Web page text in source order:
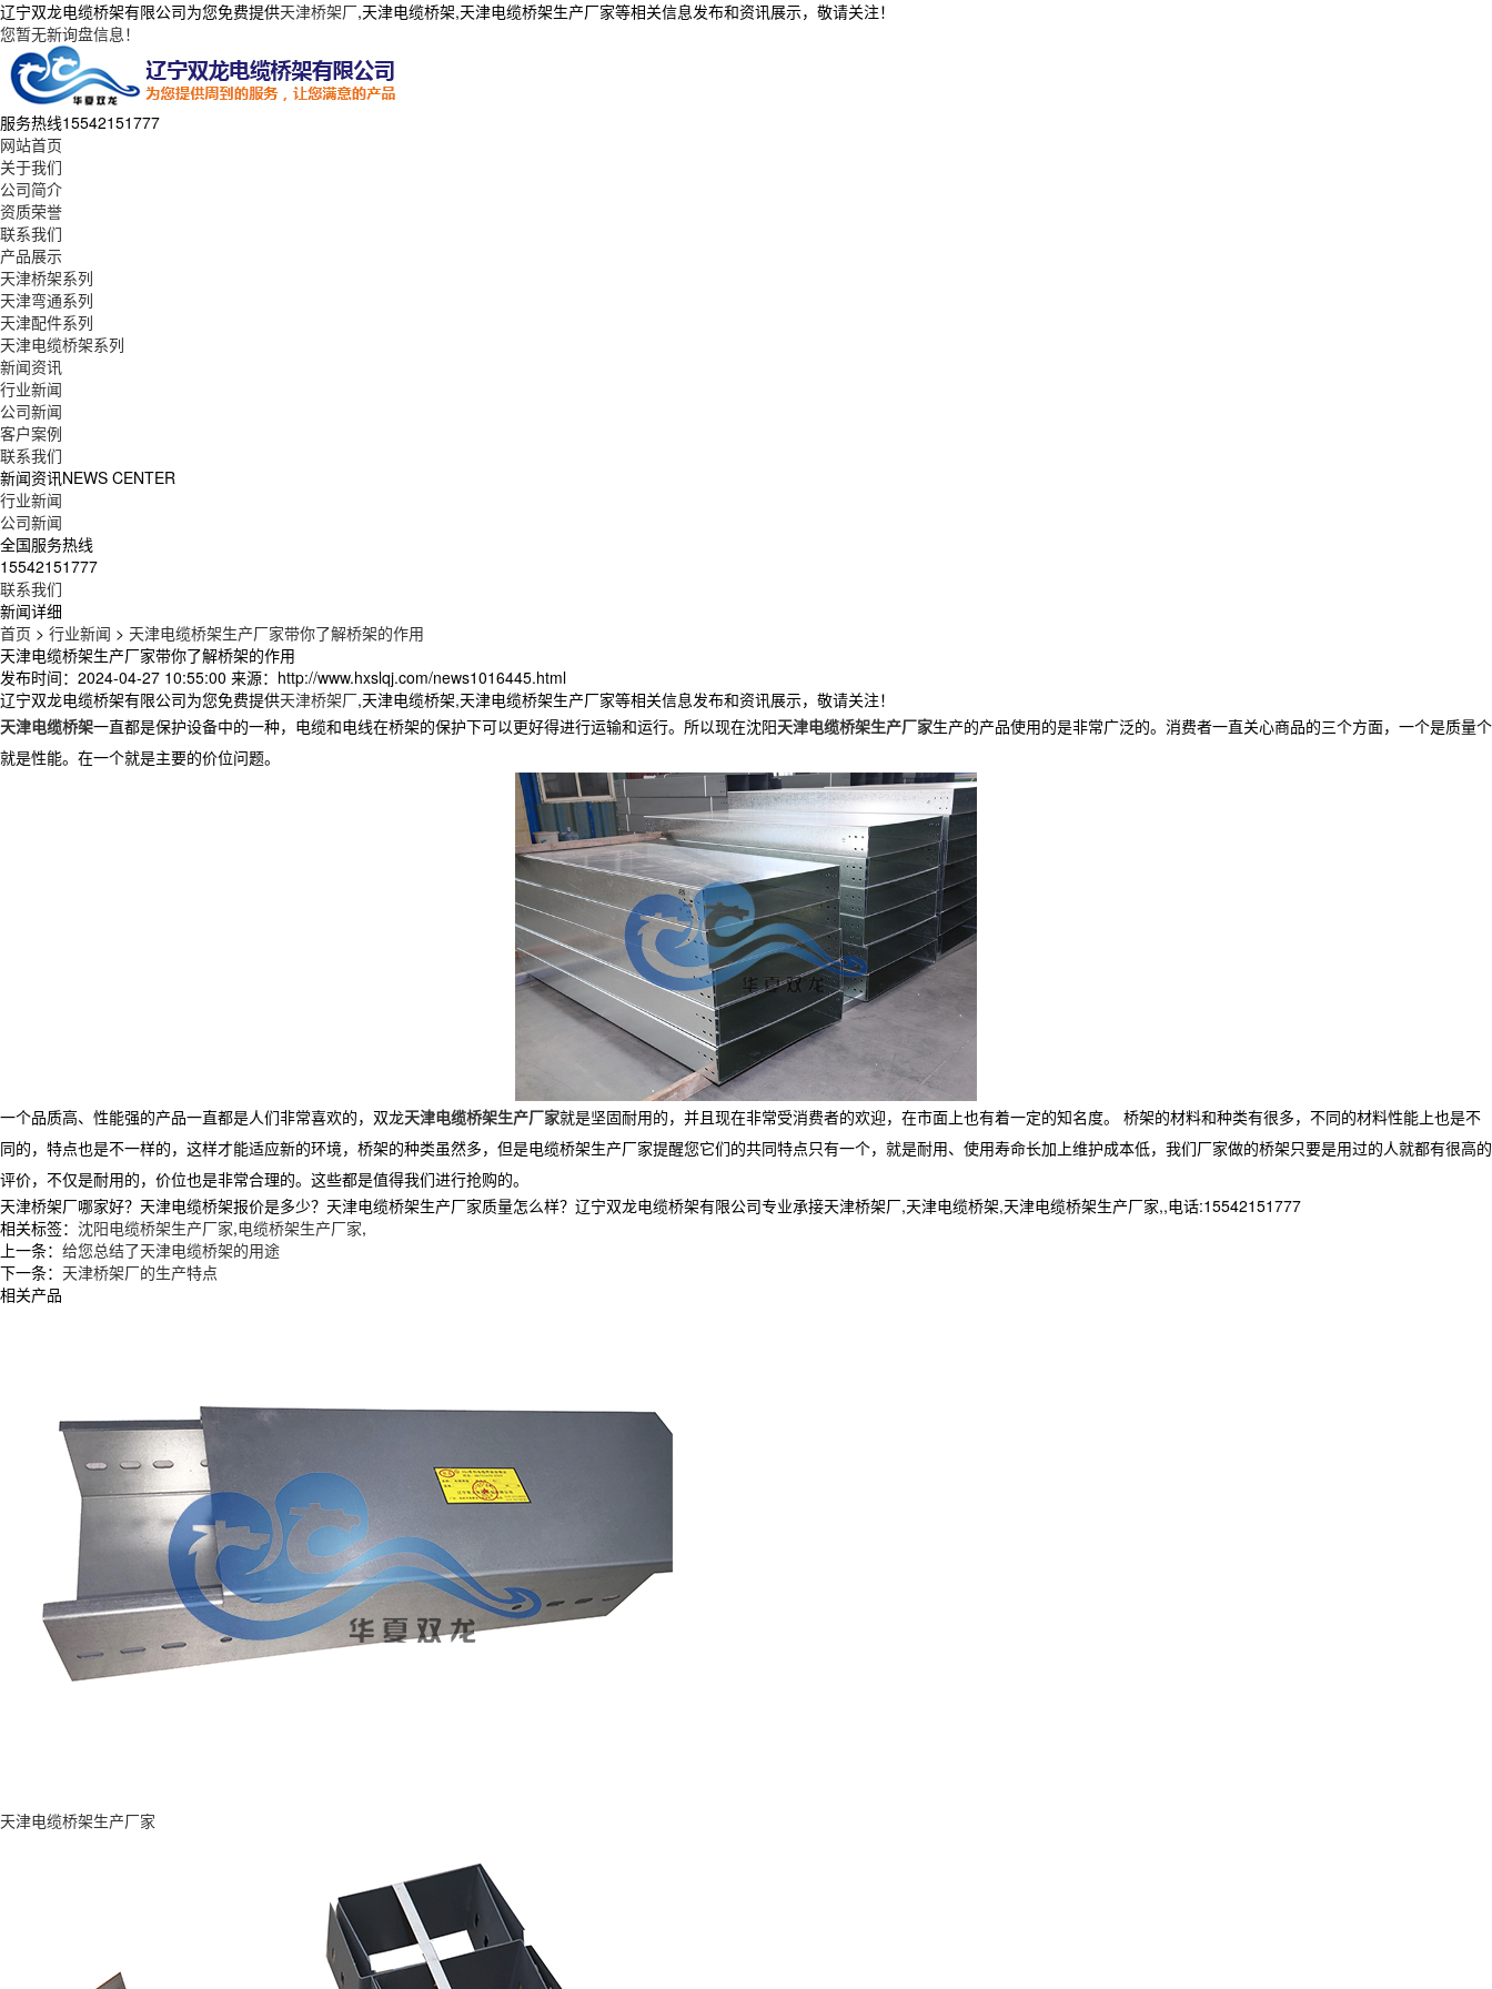
辽宁双龙电缆桥架有限公司为您免费提供天津桥架厂,天津电缆桥架,天津电缆桥架生产厂家等相关信息发布和资讯展示，敬请关注！
您暂无新询盘信息！
服务热线15542151777
网站首页
关于我们
公司简介
资质荣誉
联系我们
产品展示
天津桥架系列
天津弯通系列
天津配件系列
天津电缆桥架系列
新闻资讯
行业新闻
公司新闻
客户案例
联系我们
新闻资讯NEWS CENTER
行业新闻
公司新闻
全国服务热线
15542151777
联系我们
新闻详细
首页 > 行业新闻 > 天津电缆桥架生产厂家带你了解桥架的作用
天津电缆桥架生产厂家带你了解桥架的作用
发布时间：2024-04-27 10:55:00 来源：http://www.hxslqj.com/news1016445.html
辽宁双龙电缆桥架有限公司为您免费提供天津桥架厂,天津电缆桥架,天津电缆桥架生产厂家等相关信息发布和资讯展示，敬请关注！
天津电缆桥架一直都是保护设备中的一种，电缆和电线在桥架的保护下可以更好得进行运输和运行。所以现在沈阳天津电缆桥架生产厂家生产的产品使用的是非常广泛的。消费者一直关心商品的三个方面，一个是质量个
就是性能。在一个就是主要的价位问题。
一个品质高、性能强的产品一直都是人们非常喜欢的，双龙天津电缆桥架生产厂家就是坚固耐用的，并且现在非常受消费者的欢迎，在市面上也有着一定的知名度。 桥架的材料和种类有很多，不同的材料性能上也是不
同的，特点也是不一样的，这样才能适应新的环境，桥架的种类虽然多，但是电缆桥架生产厂家提醒您它们的共同特点只有一个，就是耐用、使用寿命长加上维护成本低，我们厂家做的桥架只要是用过的人就都有很高的
评价，不仅是耐用的，价位也是非常合理的。这些都是值得我们进行抢购的。
天津桥架厂哪家好？天津电缆桥架报价是多少？天津电缆桥架生产厂家质量怎么样？辽宁双龙电缆桥架有限公司专业承接天津桥架厂,天津电缆桥架,天津电缆桥架生产厂家,,电话:15542151777
相关标签： 沈阳电缆桥架生产厂家,电缆桥架生产厂家,
上一条： 给您总结了天津电缆桥架的用途
下一条： 天津桥架厂的生产特点
相关产品
天津电缆桥架生产厂家